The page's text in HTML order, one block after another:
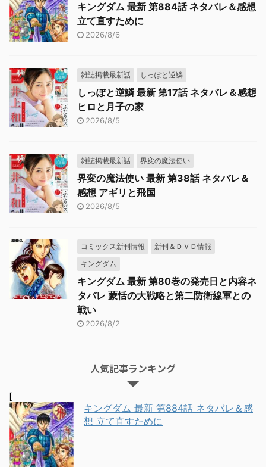
キングダム 最新 第884話 ネタバレ＆感想
立て直すために
2026/8/6
雑誌掲載最新話 しっぽと逆鱗
しっぽと逆鱗 最新 第17話 ネタバレ＆感想
ヒロと月子の家
2026/8/5
雑誌掲載最新話 界変の魔法使い
界変の魔法使い 最新 第38話 ネタバレ＆
感想 アギリと飛国
2026/8/5
コミックス新刊情報
新刊＆ＤＶＤ情報
キングダム
キングダム 最新 第80巻の発売日と内容ネ
タバレ 蒙恬の大戦略と第二防衛線軍との
戦い
2026/8/2
人気記事ランキング
[
キングダム 最新 第884話 ネタバレ＆感
想 立て直すために